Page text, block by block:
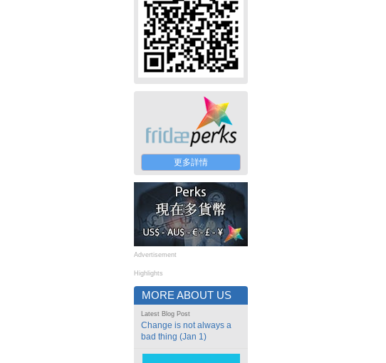
更多詳情
Advertisement
Highlights
MORE ABOUT US
Latest Blog Post
Change is not always a
bad thing (Jan 1)